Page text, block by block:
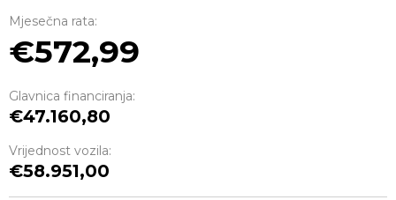
Mjesečna rata:
572,99
Glavnica financiranja:
47.160,80
Vrijednost vozila:
58.951,00